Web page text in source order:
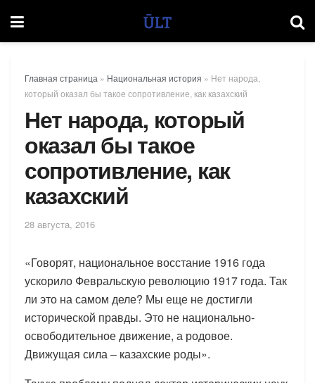
Главная страница » Национальная история » Нет народа,
который оказал бы такое сопротивление, как казахский
Нет народа, который
оказал бы такое
сопротивление, как
казахский
28 августа, 2016
«Говорят, национальное восстание 1916 года
ускорило Февральскую революцию 1917 года. Так
ли это на самом деле? Мы еще не достигли
исторической правды. Это не национально-
освободительное движение, а родовое.
Движущая сила – казахские роды».